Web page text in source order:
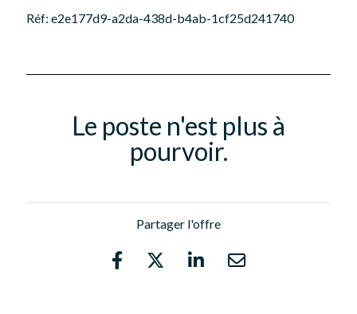
Réf: e2e177d9-a2da-438d-b4ab-1cf25d241740
Le poste n'est plus à
pourvoir.
Partager l'offre